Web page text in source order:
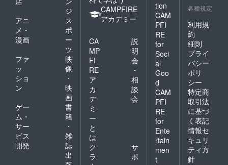
ジ
アニ
メ・
漫画
ス
ポ
ー
ツ
ファ
ッ
ショ
ン
映
像
・
映
画
ゲー
ム・
サー
ビス
開発
書
籍
・
雑
誌
出
CAMPFIRE
アカデミー
CA
MP
FI
RE
ア
カ
デ
ミ
ー
と
は
説
明
会
・
相
談
会
ク
ラ
サ
ポ
tion
CAM
PFI
RE
for
Soci
al
Goo
d
CAM
PFI
RE
for
Ente
rtain
men
t
各種規定
利用規
約
細則
プライ
バシー
ポリ
シー
特定商
取引法
に基づ
く表記
情報セ
キュリ
ティ方
針